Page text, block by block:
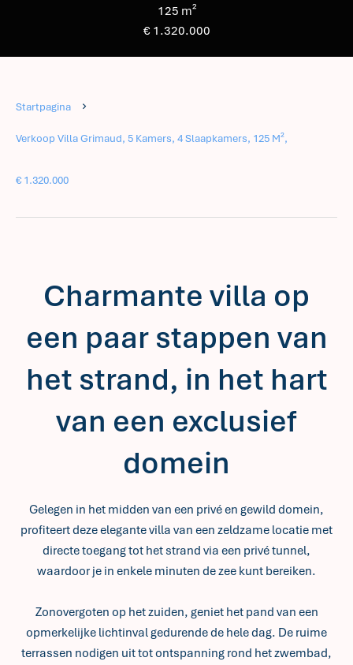
125 m²
€ 1.320.000
Startpagina
Verkoop Villa Grimaud, 5 Kamers, 4 Slaapkamers, 125 M²,
€ 1.320.000
Charmante villa op
een paar stappen van
het strand, in het hart
van een exclusief
domein
Gelegen in het midden van een privé en gewild domein,
profiteert deze elegante villa van een zeldzame locatie met
directe toegang tot het strand via een privé tunnel,
waardoor je in enkele minuten de zee kunt bereiken.
Zonovergoten op het zuiden, geniet het pand van een
opmerkelijke lichtinval gedurende de hele dag. De ruime
terrassen nodigen uit tot ontspanning rond het zwembad,